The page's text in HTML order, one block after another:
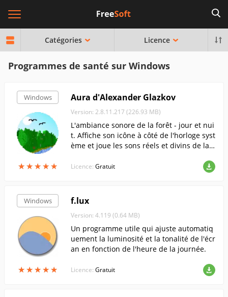
Catégories Licence
Programmes de santé sur Windows
Windows
★★★★★
★★★★★
Aura d'Alexander Glazkov
Version: 2.8.11.217 (226.93 MB)
L'ambiance sonore de la forêt - jour et nui
t. Affiche son icône à côté de l'horloge syst
ème et joue les sons réels et divins de la f
Licence: Gratuit
Windows
★★★★★
★★★★★
f.lux
Version: 4.119 (0.64 MB)
Un programme utile qui ajuste automatiq
uement la luminosité et la tonalité de l'écr
an en fonction de l'heure de la journée.
Licence: Gratuit